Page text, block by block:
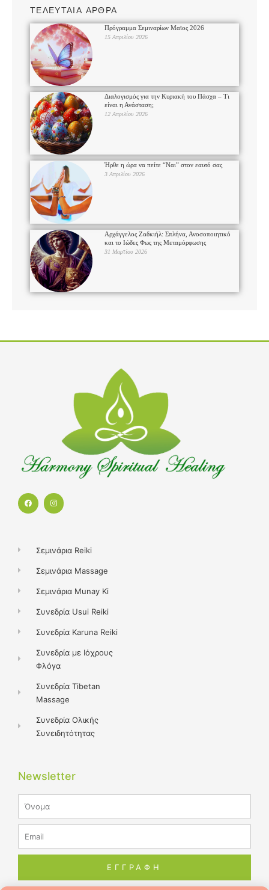
ΤΕΛΕΥΤΑΙΑ ΑΡΘΡΑ
Πρόγραμμα Σεμιναρίων Μαϊος 2026
15 Απριλίου 2026
Διαλογισμός για την Κυριακή του Πάσχα – Τι
είναι η Ανάσταση;
12 Απριλίου 2026
Ήρθε η ώρα να πείτε “Ναι” στον εαυτό σας
3 Απριλίου 2026
Αρχάγγελος Ζαδκιήλ: Σπλήνα, Ανοσοποιητικό
και το Ιώδες Φως της Μεταμόρφωσης
31 Μαρτίου 2026
F
a
I
n
m
Σεμινάρια Reiki
Σεμινάρια Massage
Σεμινάρια Munay Ki
Συνεδρία Usui Reiki
Συνεδρία Karuna Reiki
Συνεδρία με Ιόχρους
Φλόγα
Συνεδρία Tibetan
Massage
Συνεδρία Ολικής
Συνειδητότητας
Newsletter
ΕΓΓΡΑΦΗ